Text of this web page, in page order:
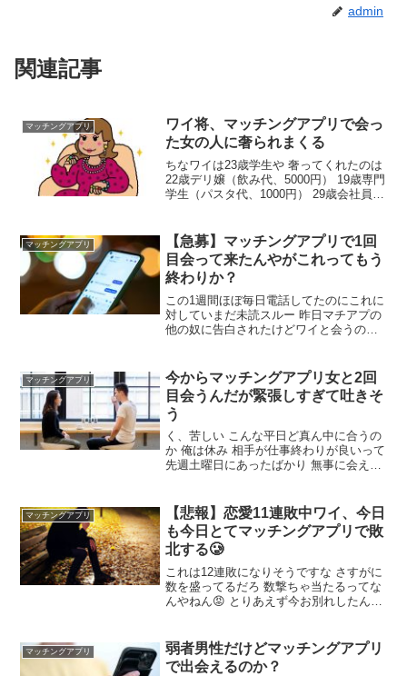
admin
関連記事
マッチングアプリ
ワイ将、マッチングアプリで会っ
た女の人に奢られまくる
ちなワイは23歳学生や 奢ってくれたのは
22歳デリ嬢（飲み代、5000円） 19歳専門
学生（パスタ代、1000円） 29歳会社員
学生の19歳専門学生がワイに奢ってくれ
たんやろ？ よっぽどタイプなんやろ 羨ま
しいわ セックスは？
マッチングアプリ
【急募】マッチングアプリで1回
目会って来たんやがこれってもう
終わりか？
この1週間ほぼ毎日電話してたのにこれに
対していまだ未読スルー 昨日マチアプの
他の奴に告白されたけどワイと会うのも
える？ 明日の朝返信無かったら諦めるわ
来たらまだチャンスあるよな？
マッチングアプリ
今からマッチングアプリ女と2回
目会うんだが緊張しすぎて吐きそ
う
く、苦しい こんな平日ど真ん中に合うの
か 俺は休み 相手が仕事終わりが良いって
先週土曜日にあったばかり 無事に会える
てるはずだし落ち着くんだ！ 頑張れよ 付
き合うのかやりたいだけなのかどっちな
んだい 付き合いたい
マッチングアプリ
【悲報】恋愛11連敗中ワイ、今日
も今日とてマッチングアプリで敗
北する🥲
これは12連敗になりそうですな さすがに
数を盛ってるだろ 数撃ちゃ当たるってな
んやねん😡 とりあえず今お別れしたんや
たご飯いこやでーって送るとするわ なん
でやなしてこうなったんや
マッチングアプリ
弱者男性だけどマッチングアプリ
で出会えるのか？